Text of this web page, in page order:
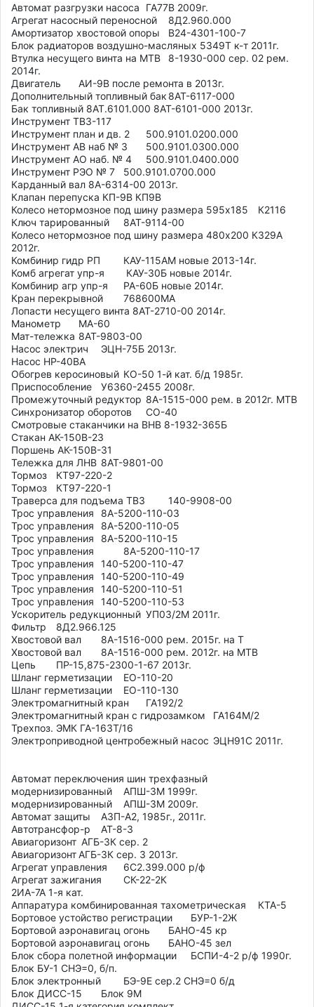
Автомат разгрузки насоса	ГА77В 2009г.
Агрегат насосный переносной	8Д2.960.000
Амортизатор хвостовой опоры	В24-4301-100-7
Блок радиаторов воздушно-масляных 5349Т к-т 2011г.
Втулка несущего винта на МТВ	8-1930-000 сер. 02 рем.
2014г.
Двигатель	АИ-9В после ремонта в 2013г.
Дополнительный топливный бак	8АТ-6117-000
Бак топливный 8АТ.6101.000 8АТ-6101-000 2013г.
Инструмент ТВ3-117
Инструмент план и дв. 2	500.9101.0200.000
Инструмент АВ наб № 3	500.9101.0300.000
Инструмент АО наб. № 4	500.9101.0400.000
Инструмент РЭО № 7	500.9101.0700.000
Карданный вал 8А-6314-00 2013г.
Клапан перепуска КП-9В КП9В
Колесо нетормозное под шину размера 595х185	К2116
Ключ тарированный	8АТ-9114-00
Колесо нетормозное под шину размера 480х200 К329А
2012г.
Комбинир гидр РП	КАУ-115АМ новые 2013-14г.
Комб агрегат упр-я	 КАУ-30Б новые 2014г.
Комбинир агр упр-я	РА-60Б новые 2014г.
Кран перекрывной	768600МА
Лопасти несущего винта 8АТ-2710-00 2014г.
Манометр 	МА-60
Мат-тележка	8АТ-9803-00
Насос электрич	ЭЦН-75Б 2013г.
Насос НР-40ВА
Обогрев керосиновый	КО-50 1-й кат. б/д 1985г.
Приспособление	У6360-2455 2008г.
Промежуточный редуктор	8А-1515-000 рем. в 2012г. МТВ
Синхронизатор оборотов	СО-40
Смотровые стаканчики на ВНВ 8-1932-365Б
Стакан АК-150В-23
Поршень АК-150В-31
Тележка для ЛНВ	8АТ-9801-00
Тормоз	КТ97-220-2
Тормоз	КТ97-220-1
Траверса для подъема ТВ3	140-9908-00
Трос управления 	8А-5200-110-03
Трос управления 	8А-5200-110-05
Трос управления  	8А-5200-110-15
Трос управления   	8А-5200-110-17
Трос управления 	140-5200-110-47
Трос управления 	140-5200-110-49
Трос управления 	140-5200-110-51
Трос управления 	140-5200-110-53
Ускоритель редукционный	УП03/2М 2011г.
Фильтр	8Д2.966.125
Хвостовой вал	8А-1516-000 рем. 2015г. на Т
Хвостовой вал	8А-1516-000 рем. 2012г. на МТВ
Цепь	ПР-15,875-2300-1-67 2013г.
Шланг герметизации	ЕО-110-20
Шланг герметизации	ЕО-110-130
Электромагнитный кран	ГА192/2
Электромагнитный кран с гидрозамком	ГА164М/2
Трехпоз. ЭМК ГА-163Т/16
Электроприводной центробежный насос	ЭЦН91С 2011г.
Автомат переключения шин трехфазный
модернизированный	АПШ-3М 1999г.
модернизированный	АПШ-3М 2009г.
Автомат защиты 	АЗП-А2, 1985г., 2011г.
Автотрансфор-р 	АТ-8-3
Авиагоризонт	 АГБ-3К сер. 2
Авиагоризонт	АГБ-3К сер. 3 2013г.
Агрегат управления	6С2.399.000 р/ф
Агрегат зажигания	СК-22-2К
2ИА-7А 1-я кат.
Аппаратура комбинированная тахометрическая	КТА-5
Бортовое устойство регистрации	БУР-1-2Ж
Бортовой аэронавигац огонь	БАНО-45 кр
Бортовой аэронавигац огонь	БАНО-45 зел
Блок сбора полетной информации	БСПИ-4-2 р/ф 1990г.
Блок БУ-1 СНЭ=0, б/п.
Блок электронный	БЭ-9Е сер.2 СНЭ=0 б/д
Блок ДИСС-15 	Блок 9М